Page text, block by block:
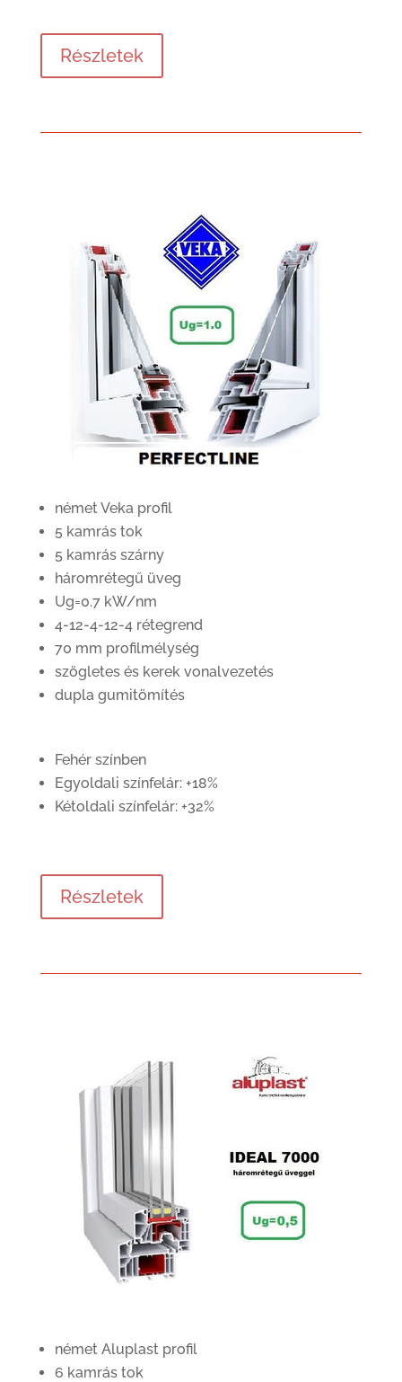
Részletek
német Veka profil
5 kamrás tok
5 kamrás szárny
háromrétegű üveg
Ug=0.7 kW/nm
4-12-4-12-4 rétegrend
70 mm profilmélység
szögletes és kerek vonalvezetés
dupla gumitömítés
Fehér színben
Egyoldali színfelár: +18%
Kétoldali színfelár: +32%
Részletek
német Aluplast profil
6 kamrás tok